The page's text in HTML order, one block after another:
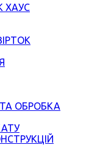
ХАУС
ОБРОБКА